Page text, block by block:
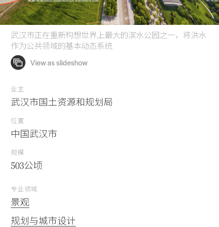
武汉市正在重新构想世界上最大的滨水公园之一，将洪水
作为公共领域的基本动态系统
业主
武汉市国土资源和规划局
位置
中国武汉市
规模
503公顷
专业领域
景观
规划与城市设计